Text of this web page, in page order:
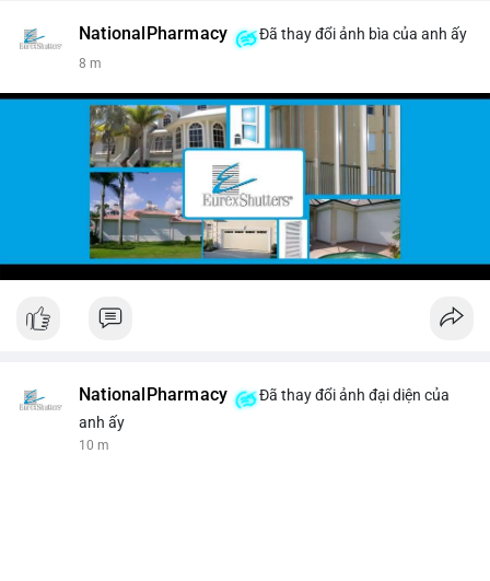
NationalPharmacy Đã thay đổi ảnh bìa của anh ấy
8 m
NationalPharmacy
Đã thay đổi ảnh đại diện của
anh ấy
10 m